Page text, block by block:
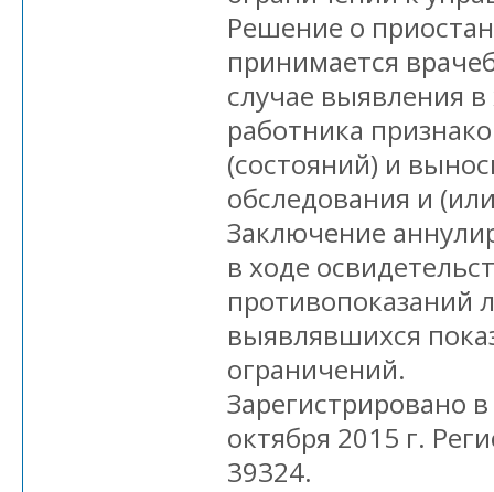
Решение о
принимается
случае выявления
работника
(состояний) и
обследования и
Заключение
в ходе
противопоказаний
выявлявшихся
ограничений.
Зарегистрировано
октября 2015 г.
39324.